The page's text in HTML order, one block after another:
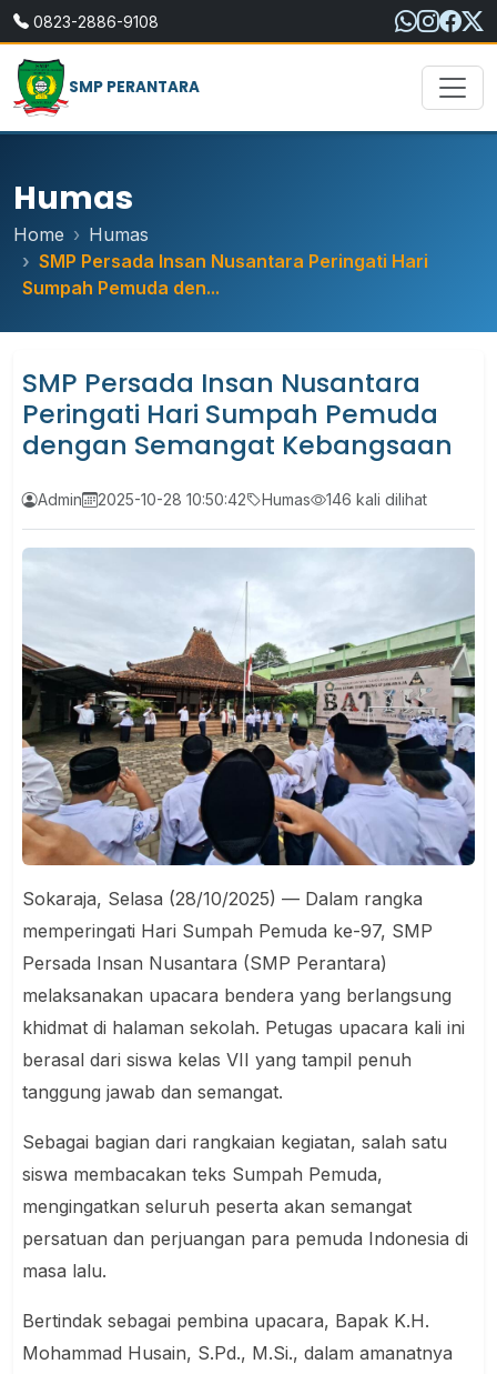
0823-2886-9108
SMP PERANTARA
Humas
Home
Humas
SMP Persada Insan Nusantara Peringati Hari
Sumpah Pemuda den...
SMP Persada Insan Nusantara
Peringati Hari Sumpah Pemuda
dengan Semangat Kebangsaan
Admin 2025-10-28 10:50:42 Humas 146 kali dilihat
Sokaraja, Selasa (28/10/2025) — Dalam rangka
memperingati Hari Sumpah Pemuda ke-97, SMP
Persada Insan Nusantara (SMP Perantara)
melaksanakan upacara bendera yang berlangsung
khidmat di halaman sekolah. Petugas upacara kali ini
berasal dari siswa kelas VII yang tampil penuh
tanggung jawab dan semangat.
Sebagai bagian dari rangkaian kegiatan, salah satu
siswa membacakan teks Sumpah Pemuda,
mengingatkan seluruh peserta akan semangat
persatuan dan perjuangan para pemuda Indonesia di
masa lalu.
Bertindak sebagai pembina upacara, Bapak K.H.
Mohammad Husain, S.Pd., M.Si., dalam amanatnya